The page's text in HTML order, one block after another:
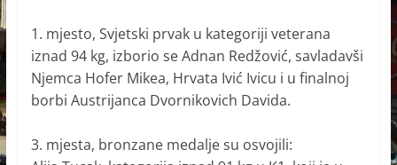
1. mjesto, Svjetski prvak u kategoriji veterana
iznad 94 kg, izborio se Adnan Redžović, savladavši
Njemca Hofer Mikea, Hrvata Ivić Ivicu i u finalnoj
borbi Austrijanca Dvornikovich Davida.
3. mjesta, bronzane medalje su osvojili: